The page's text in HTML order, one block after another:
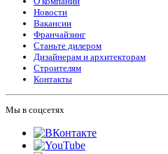
Новости
Вакансии
Франчайзинг
Станьте дилером
Дизайнерам и архитекторам
Строителям
Контакты
Мы в соцсетях